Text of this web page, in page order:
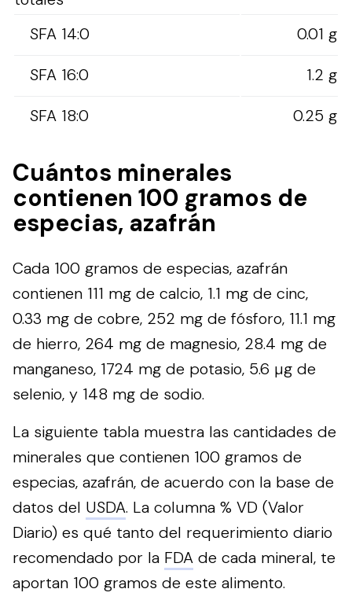
SFA 14:0
0.01 g
SFA 16:0
1.2 g
SFA 18:0
0.25 g
Cuántos minerales
contienen 100 gramos de
especias, azafrán
Cada 100 gramos de especias, azafrán
contienen 111 mg de calcio, 1.1 mg de cinc,
0.33 mg de cobre, 252 mg de fósforo, 11.1 mg
de hierro, 264 mg de magnesio, 28.4 mg de
manganeso, 1724 mg de potasio, 5.6 µg de
selenio, y 148 mg de sodio.
La siguiente tabla muestra las cantidades de
minerales que contienen 100 gramos de
especias, azafrán, de acuerdo con la base de
datos del USDA. La columna % VD (Valor
Diario) es qué tanto del requerimiento diario
recomendado por la FDA de cada mineral, te
aportan 100 gramos de este alimento.